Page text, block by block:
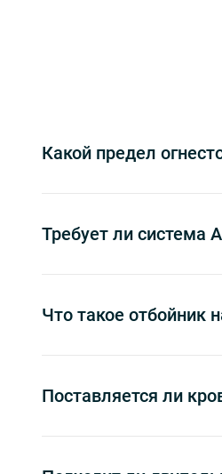
Какой предел
Требует ли система
Что такое отбойник
Поставляется ли